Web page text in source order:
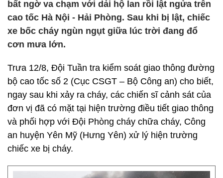
bất ngờ va chạm với dải hộ lan rồi lật ngửa trên
cao tốc Hà Nội - Hải Phòng. Sau khi bị lật, chiếc
xe bốc cháy ngùn ngụt giữa lúc trời đang đổ
cơn mưa lớn.
Trưa 12/8, Đội Tuần tra kiểm soát giao thông đường
bộ cao tốc số 2 (Cục CSGT – Bộ Công an) cho biết,
ngay sau khi xảy ra cháy, các chiến sĩ cảnh sát của
đơn vị đã có mặt tại hiện trường điều tiết giao thông
và phối hợp với Đội Phòng cháy chữa cháy, Công
an huyện Yên Mỹ (Hưng Yên) xử lý hiện trường
chiếc xe bị cháy.